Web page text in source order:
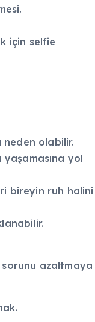
için selfie
olabilir.
yaşamasına yol
bireyin ruh halini
azaltmaya